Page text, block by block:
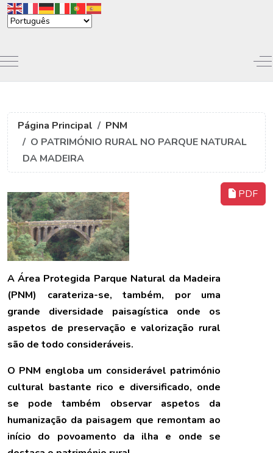
Mobile Menu Toggle
Página Principal
PNM
O PATRIMÓNIO RURAL NO PARQUE NATURAL
DA MADEIRA
PDF
A Área Protegida Parque Natural da Madeira
(PNM) carateriza-se, também, por uma
grande diversidade paisagística onde os
aspetos de preservação e valorização rural
são de todo consideráveis.
O PNM engloba um considerável património
cultural bastante rico e diversificado, onde
se pode também observar aspetos da
humanização da paisagem que remontam ao
início do povoamento da ilha e onde se